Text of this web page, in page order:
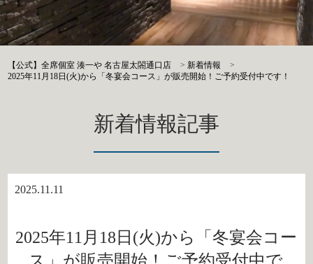
【公式】全席個室 湊一や 名古屋太閤通口店 >新着情報
>
2025年11月18日(火)から「冬宴会コース」が販売開始！ご予約受付中です！
新着情報記事
2025.11.11
2025年11月18日(火)から「冬宴会コー